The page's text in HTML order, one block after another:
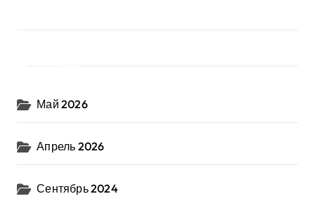
Май 2026
Апрель 2026
Сентябрь 2024